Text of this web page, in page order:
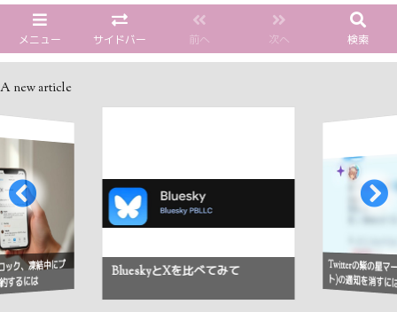
メニュー サイドバー 前へ 次へ 検索
A new article
ク、凍結中にプ
するには
BlueskyとXを比べてみて Twitterの紫の星
ト)の通知を消すに